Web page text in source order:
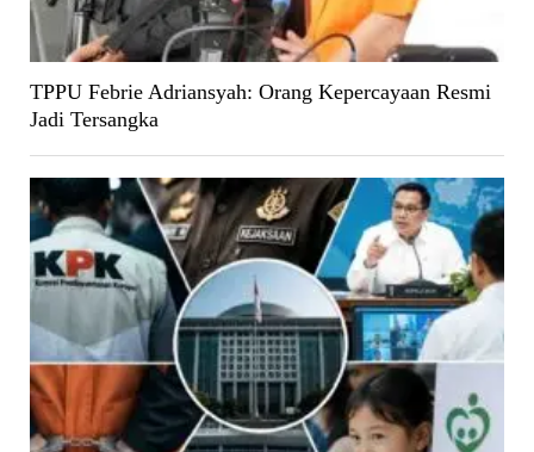
TPPU Febrie Adriansyah: Orang Kepercayaan Resmi
Jadi Tersangka